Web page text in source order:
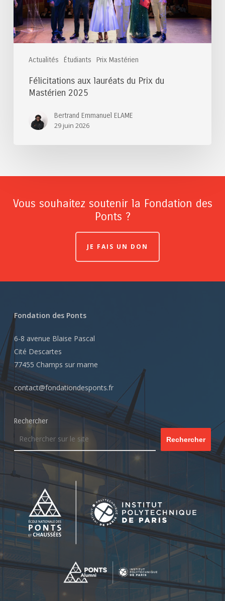
Actualités Étudiants Prix Mastérien
2025
Félicitations aux lauréats du Prix du
Mastérien 2025
Bertrand Emmanuel ELAME
29 juin 2026
Vous souhaitez soutenir la Fondation des
Ponts ?
JE FAIS UN DON
Fondation des Ponts
6-8 avenue Blaise Pascal
Cité Descartes
77455 Champs sur marne
contact@fondationdesponts.fr
Rechercher
Rechercher